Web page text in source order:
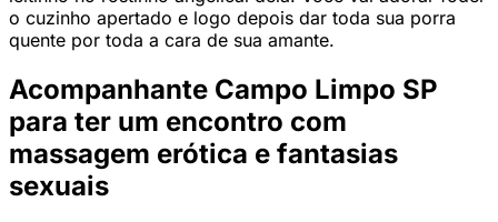
o cuzinho apertado e logo depois dar toda sua porra
quente por toda a cara de sua amante.
Acompanhante Campo Limpo SP
para ter um encontro com
massagem erótica e fantasias
sexuais